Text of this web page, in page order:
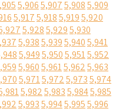
5,9065,9075,9085,909
5,9175,9185,9195,920
5,9285,9295,930
5,9385,9395,9405,941
5,9495,9505,9515,952
5,9605,9615,9625,963
5,9715,9725,9735,974
5,9825,9835,9845,985
5,9935,9945,9955,996